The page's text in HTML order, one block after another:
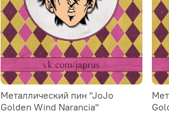
Металлический пин "JoJo
Golden Wind Narancia"